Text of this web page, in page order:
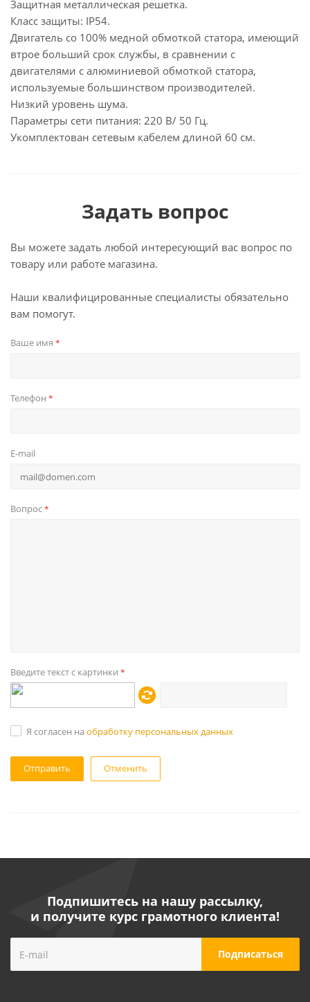
Защитная металлическая решетка.
Класс защиты: IP54.
Двигатель со 100% медной обмоткой статора, имеющий
втрое больший срок службы, в сравнении с
двигателями с алюминиевой обмоткой статора,
используемые большинством производителей.
Низкий уровень шума.
Параметры сети питания: 220 В/ 50 Гц.
Укомплектован сетевым кабелем длиной 60 см.
Задать вопрос
Вы можете задать любой интересующий вас вопрос по
товару или работе магазина.
Наши квалифицированные специалисты обязательно
вам помогут.
Ваше имя *
Телефон *
E-mail
Вопрос*
Введите текст с картинки *
Я согласен на обработку персональных данных
Отменить
Подпишитесь на нашу рассылку,
и получите курс грамотного клиента!